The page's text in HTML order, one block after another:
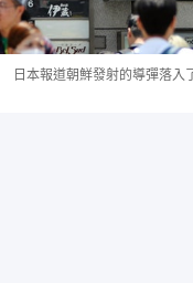
日本報道朝鮮發射的導彈落入